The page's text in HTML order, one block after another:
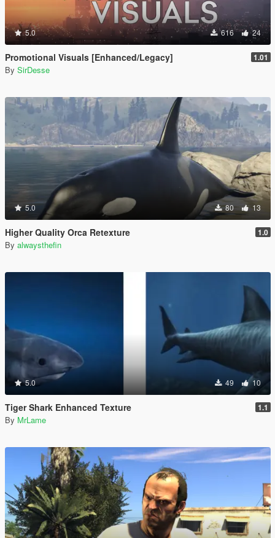
5.0 616 24
Promotional Visuals [Enhanced/Legacy] 1.01
By SirDesse
5.0 80 13
Higher Quality Orca Retexture 1.0
By alwaysthefin
5.0 49 10
Tiger Shark Enhanced Texture 1.1
By MrLame